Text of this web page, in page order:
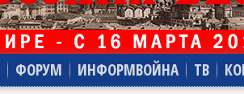
ФОРУМ ИНФОРМВОЙНА ТВ